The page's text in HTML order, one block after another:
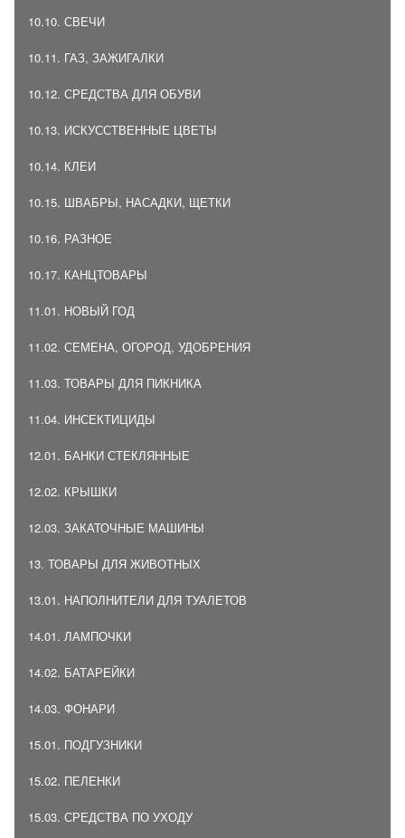
10.10. СВЕЧИ
10.11. ГАЗ, ЗАЖИГАЛКИ
10.12. СРЕДСТВА ДЛЯ ОБУВИ
10.13. ИСКУССТВЕННЫЕ ЦВЕТЫ
10.14. КЛЕИ
10.15. ШВАБРЫ, НАСАДКИ, ЩЕТКИ
10.16. РАЗНОЕ
10.17. КАНЦТОВАРЫ
11.01. НОВЫЙ ГОД
11.02. СЕМЕНА, ОГОРОД, УДОБРЕНИЯ
11.03. ТОВАРЫ ДЛЯ ПИКНИКА
11.04. ИНСЕКТИЦИДЫ
12.01. БАНКИ СТЕКЛЯННЫЕ
12.02. КРЫШКИ
12.03. ЗАКАТОЧНЫЕ МАШИНЫ
13. ТОВАРЫ ДЛЯ ЖИВОТНЫХ
13.01. НАПОЛНИТЕЛИ ДЛЯ ТУАЛЕТОВ
14.01. ЛАМПОЧКИ
14.02. БАТАРЕЙКИ
14.03. ФОНАРИ
15.01. ПОДГУЗНИКИ
15.02. ПЕЛЕНКИ
15.03. СРЕДСТВА ПО УХОДУ